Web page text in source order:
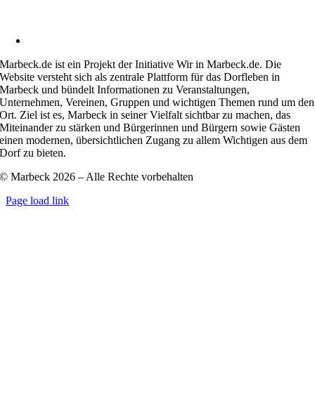
Marbeck.de ist ein Projekt der Initiative Wir in Marbeck.de. Die
Website versteht sich als zentrale Plattform für das Dorfleben in
Marbeck und bündelt Informationen zu Veranstaltungen,
Unternehmen, Vereinen, Gruppen und wichtigen Themen rund um den
Ort. Ziel ist es, Marbeck in seiner Vielfalt sichtbar zu machen, das
Miteinander zu stärken und Bürgerinnen und Bürgern sowie Gästen
einen modernen, übersichtlichen Zugang zu allem Wichtigen aus dem
Dorf zu bieten.
© Marbeck 2026 – Alle Rechte vorbehalten
Page load link